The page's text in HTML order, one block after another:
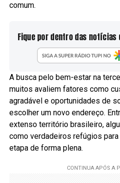
comum.
Fique por dentro das notícias
A busca pelo bem-estar na
muitos avaliem fatores como
agradável e oportunidades de
escolher um novo endereço.
extenso território brasileiro,
como verdadeiros refúgios
etapa de forma plena.